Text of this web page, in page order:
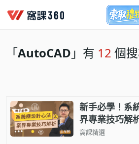
今天想要學什麼?
窩課推薦給您
「AutoCAD 」有 12 個
新手必學！系
界專業技巧解
窩課精選